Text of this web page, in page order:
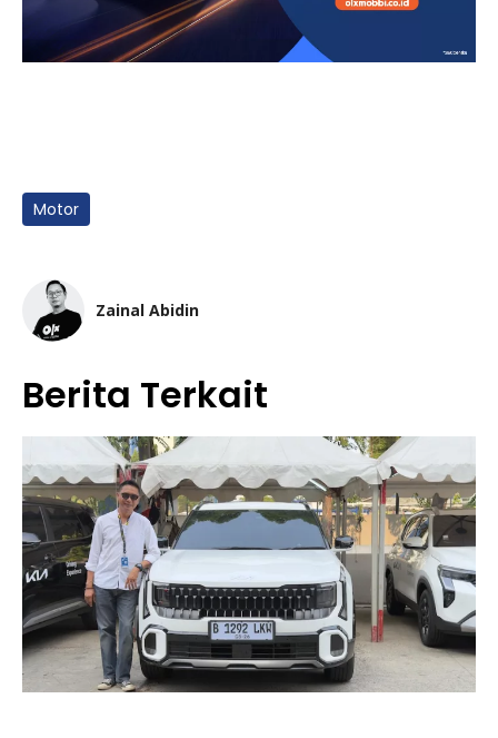
Motor
Zainal Abidin
Berita Terkait